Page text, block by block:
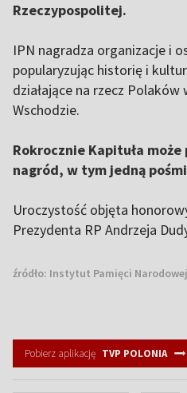
Rzeczypospolitej.
IPN nagradza organizacje i
popularyzując historię i
działające na rzecz Polaków
Wschodzie.
Rokrocznie Kapituła
nagród, w tym jedną
Uroczystość objęta
Prezydenta RP Andrzeja
źródło: Instytut Pamięci Narodowej
Pobierz aplikację TVP POLONIA